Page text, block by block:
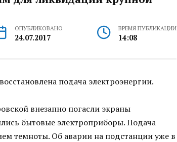
ОПУБЛИКОВАНО
24.07.2017
ВРЕМЯ ПУБЛИКАЦИИ
14:08
подача электроэнергии.
внезапно погасли экраны
бытовые электроприборы. Подача
темноты. Об аварии на подстанции уже в